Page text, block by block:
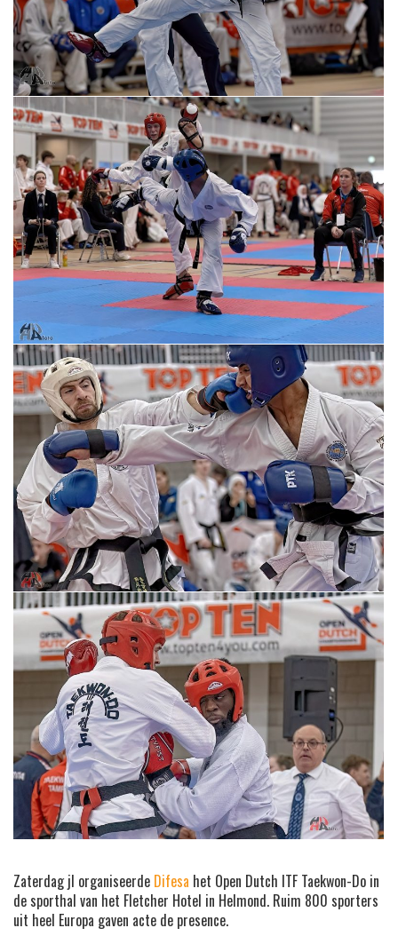
Zaterdag jl organiseerde Difesa het Open Dutch ITF Taekwon-Do in
de sporthal van het Fletcher Hotel in Helmond. Ruim 800 sporters
uit heel Europa gaven acte de presence.